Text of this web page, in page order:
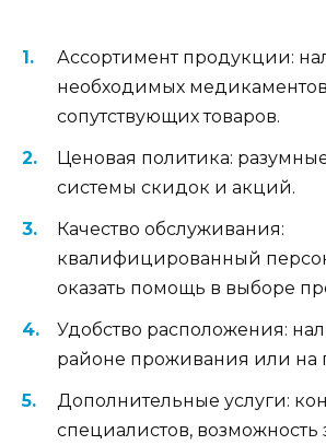
Ассортимент продукции:
необходимых
сопутствующих товаров.
Ценовая политика:
системы скидок и акций.
Качество обслуживания:
квалифицированный
оказать помощь в выборе
Удобство расположения:
районе проживания или на
Дополнительные услуги:
специалистов, возможность